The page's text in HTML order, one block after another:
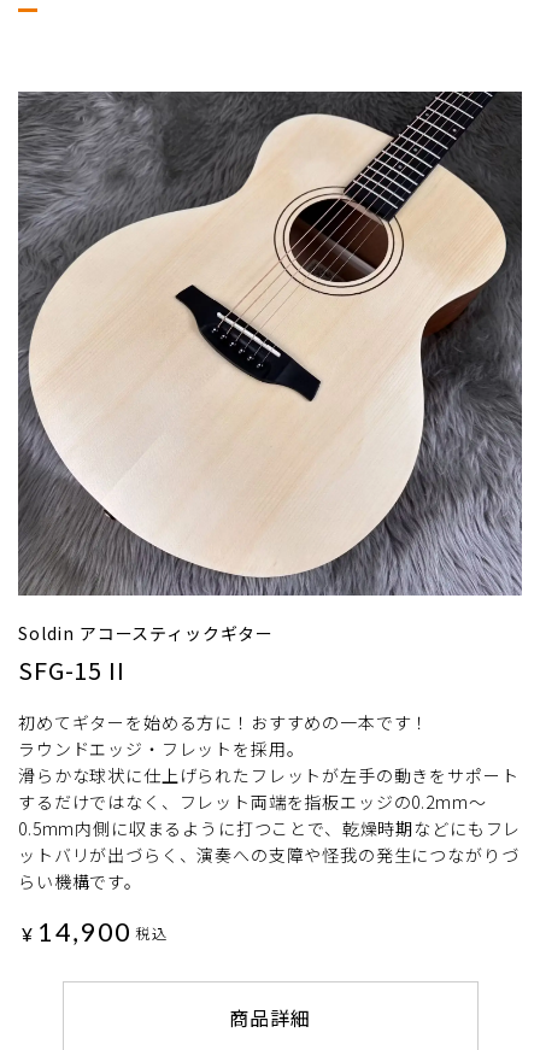
Soldin アコースティックギター
SFG-15 II
初めてギターを始める方に！おすすめの一本です！
ラウンドエッジ・フレットを採用。
滑らかな球状に仕上げられたフレットが左手の動きをサポート
するだけではなく、フレット両端を指板エッジの0.2mm〜
0.5mm内側に収まるように打つことで、乾燥時期などにもフレ
ットバリが出づらく、演奏への支障や怪我の発生につながりづ
らい機構です。
¥ 14,900 税込
商品詳細